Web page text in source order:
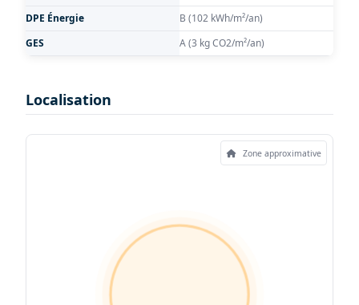
DPE Énergie
B (102 kWh/m²/an)
GES
A (3 kg CO2/m²/an)
Localisation
Zone approximative